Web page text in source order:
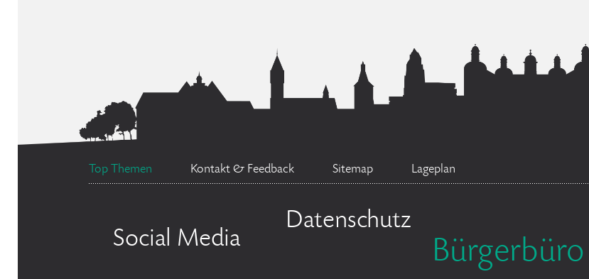
Top Themen Kontakt & Feedback Sitemap Lageplan
Social Media
Datenschutz
Bürgerbüro